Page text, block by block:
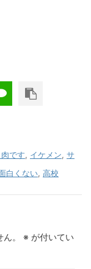
です, イケメン, サ
白くない, 高校
。 ※ が付いてい